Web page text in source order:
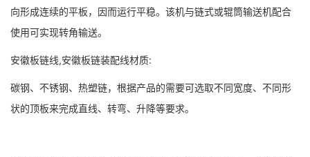
向形成连续的平板，因而运行平稳。该机与链式或辊筒输送机配合
使用可实现转角输送。
安徽板链线,安徽板链装配线材质:
碳钢、不锈钢、热塑链，根据产品的需要可选取不同宽度、不同形
状的顶板来完成直线、转弯、升降等要求。